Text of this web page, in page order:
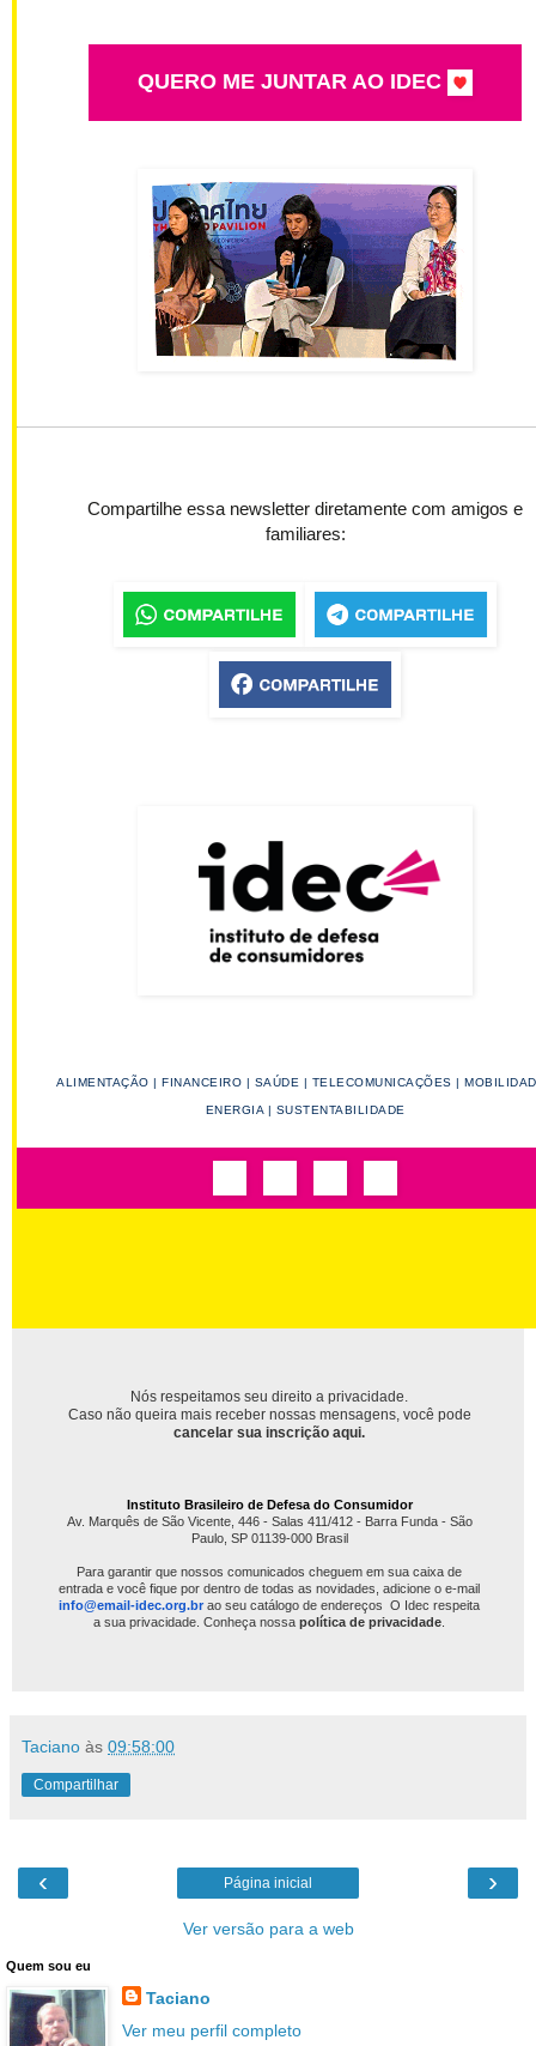
QUERO ME JUNTAR AO IDEC
Compartilhe essa newsletter diretamente com amigos e
familiares:
ALIMENTAÇÃO | FINANCEIRO | SAÚDE | TELECOMUNICAÇÕES |
ENERGIA | SUSTENTABILIDADE
Nós respeitamos seu direito a privacidade.
Caso não queira mais receber nossas mensagens, você pode
cancelar sua inscrição aqui.
Instituto Brasileiro de Defesa do Consumidor
Av. Marquês de São Vicente, 446 - Salas 411/412 - Barra Funda - São
Paulo, SP 01139-000 Brasil
Para garantir que nossos comunicados cheguem em sua caixa de
entrada e você fique por dentro de todas as novidades, adicione o e-mail
info@email-idec.org.brao seu catálogo de endereços O Idec respeita
a sua privacidade. Conheça nossa política de privacidade
Taciano às 09:58:00
Compartilhar
‹ ›
Página inicial
Ver versão para a web
Quem sou eu
Taciano
Ver meu perfil completo